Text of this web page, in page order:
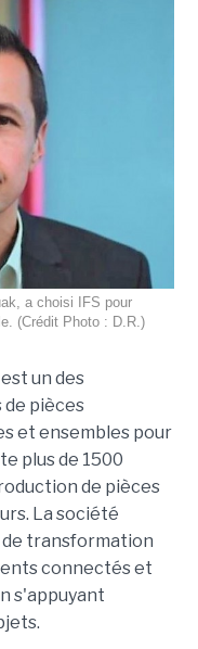
a choisi IFS pour
(Crédit Photo : D.R.)
un des
pièces
et ensembles pour
plus de 1500
de pièces
La société
de transformation
connectés et
s'appuyant